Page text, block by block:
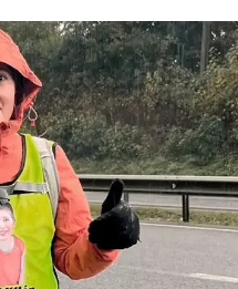
ejerció como
con sectores políticos
de los hechos, no se
de su partido ni
sea un feriado regional
con esta posesión
de 1883 se produjo
de Magallanes, donde
tripulantes a bordo de la
tomaron posesión
izaron la bandera
como parte de Chile.